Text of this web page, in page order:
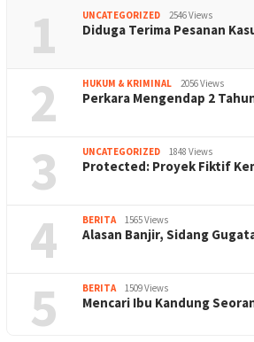
1 UNCATEGORIZED 2546 Views
Diduga Terima Pesanan
2 HUKUM & KRIMINAL 2056 Views
Perkara Mengendap 2
3 UNCATEGORIZED 1848 Views
Protected: Proyek Fiktif
4 BERITA 1565 Views
Alasan Banjir, Sidang
5 BERITA 1509 Views
Mencari Ibu Kandung